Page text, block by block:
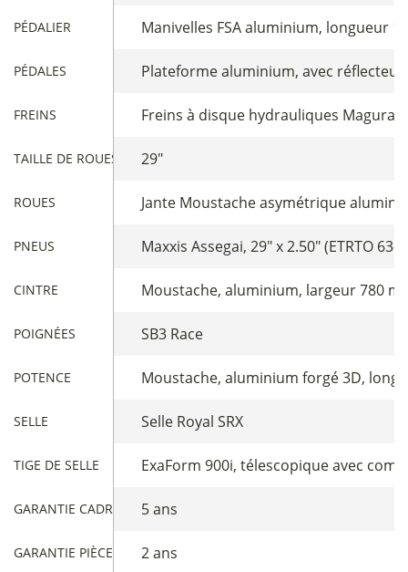
PÉDALIER Manivelles FSA aluminium, longueur
PÉDALES Plateforme aluminium, avec
FREINS Freins à disque hydrauliques Magura
TAILLE DE ROUES 29"
ROUES Jante Moustache asymétrique
PNEUS Maxxis Assegai, 29" x 2.50" (ETRTO 63-
CINTRE Moustache, aluminium, largeur 780
POIGNÉES SB3 Race
POTENCE Moustache, aluminium forgé 3D,
SELLE Selle Royal SRX
TIGE DE SELLE ExaForm 900i, télescopique avec
GARANTIE CADRE 5 ans
GARANTIE PIÈCES 2 ans